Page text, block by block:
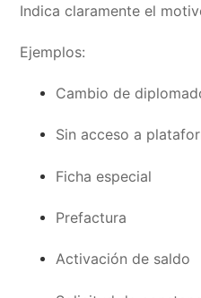
Indica claramente el
Ejemplos:
Cambio de
Sin acceso a
Ficha especial
Prefactura
Activación de saldo